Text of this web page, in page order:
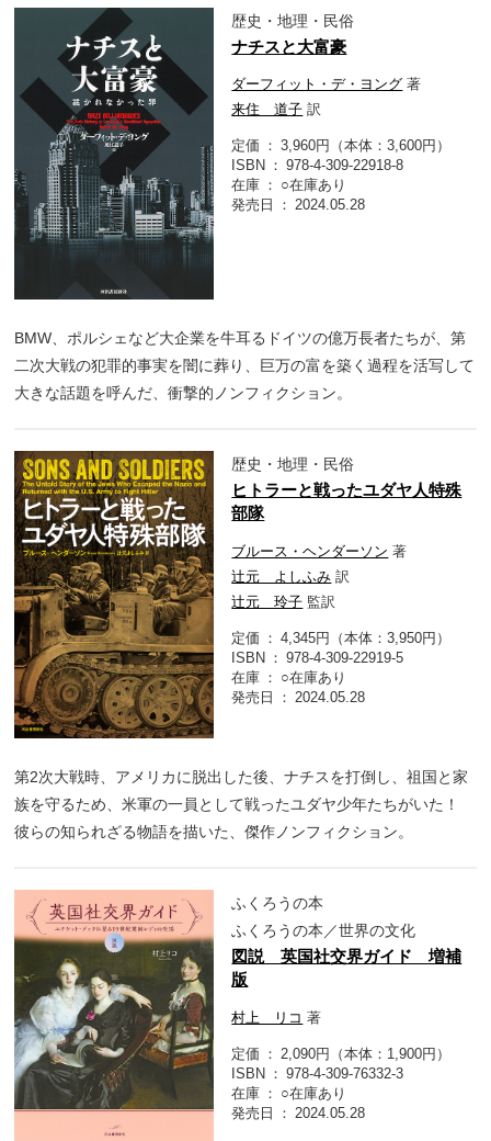
歴史・地理・民俗
ナチスと大富豪
ダーフィット・デ・ヨング 著
来住 道子 訳
定価
3,960円（本体：3,600円）
ISBN
978-4-309-22918-8
在庫
○在庫あり
発売日
2024.05.28
BMW、ポルシェなど大企業を牛耳るドイツの億万長者たちが、第
二次大戦の犯罪的事実を闇に葬り、巨万の富を築く過程を活写して
大きな話題を呼んだ、衝撃的ノンフィクション。
歴史・地理・民俗
ヒトラーと戦ったユダヤ人特殊
部隊
ブルース・ヘンダーソン 著
辻元 よしふみ 訳
辻元 玲子 監訳
定価
4,345円（本体：3,950円）
ISBN
978-4-309-22919-5
在庫
○在庫あり
発売日
2024.05.28
第2次大戦時、アメリカに脱出した後、ナチスを打倒し、祖国と家
族を守るため、米軍の一員として戦ったユダヤ少年たちがいた！
彼らの知られざる物語を描いた、傑作ノンフィクション。
ふくろうの本
ふくろうの本／世界の文化
図説 英国社交界ガイド 増補
版
村上 リコ 著
定価
2,090円（本体：1,900円）
ISBN
978-4-309-76332-3
在庫
○在庫あり
発売日
2024.05.28